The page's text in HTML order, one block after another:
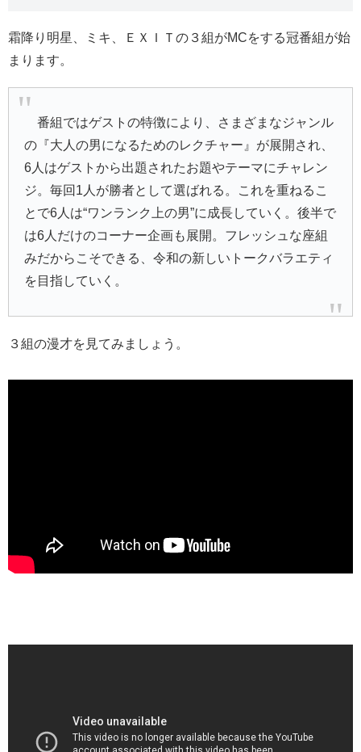
霜降り明星、ミキ、ＥＸＩＴの３組がMCをする冠番組が始
まります。
番組ではゲストの特徴により、さまざまなジャンル
の『大人の男になるためのレクチャー』が展開され、
6人はゲストから出題されたお題やテーマにチャレン
ジ。毎回1人が勝者として選ばれる。これを重ねるこ
とで6人は“ワンランク上の男”に成長していく。後半で
は6人だけのコーナー企画も展開。フレッシュな座組
みだからこそできる、令和の新しいトークバラエティ
を目指していく。
３組の漫才を見てみましょう。